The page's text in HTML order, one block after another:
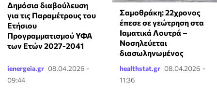
Δημόσια διαβούλευση
για τις Παραμέτρους του
Ετήσιου
Προγραμματισμού ΥΦΑ
των Ετών 2027-2041
ienergeia.gr 08.04.2026 -
09:44
Σαμοθράκη: 22χρονος
έπεσε σε γεώτρηση στα
Ιαματικά Λουτρά –
Νοσηλεύεται
διασωληνωμένος
healthstat.gr 08.04.2026 -
11:36